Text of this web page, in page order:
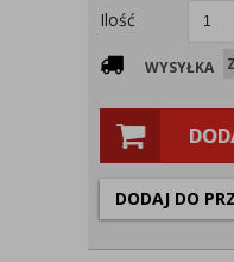
Ilość
WYSYŁKA
DODAJ DO